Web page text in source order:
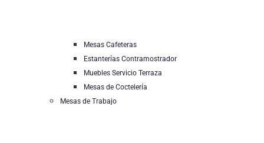
Mesas Cafeteras
Estanterías Contramostrador
Muebles Servicio Terraza
Mesas de Coctelería
Mesas de Trabajo